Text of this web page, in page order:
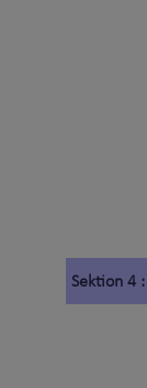
Sektion 4 :